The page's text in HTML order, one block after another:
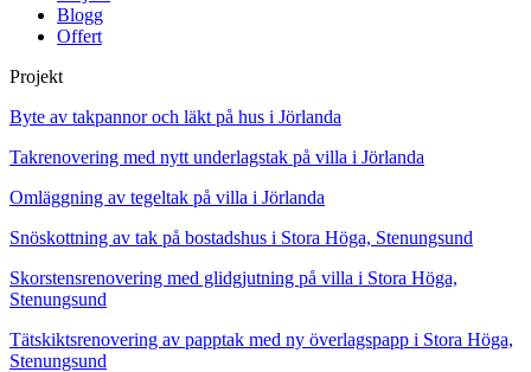
Blogg
Offert
Projekt
Byte av takpannor och läkt på hus i Jörlanda
Takrenovering med nytt underlagstak på villa i Jörlanda
Omläggning av tegeltak på villa i Jörlanda
Snöskottning av tak på bostadshus i Stora Höga, Stenungsund
Skorstensrenovering med glidgjutning på villa i Stora Höga,
Stenungsund
Tätskiktsrenovering av papptak med ny överlagspapp i Stora Höga,
Stenungsund